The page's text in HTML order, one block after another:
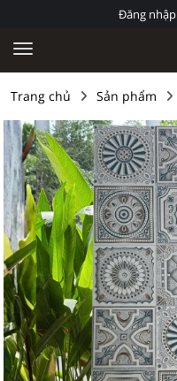
Đăng nhập
Trang chủ Sản phẩm